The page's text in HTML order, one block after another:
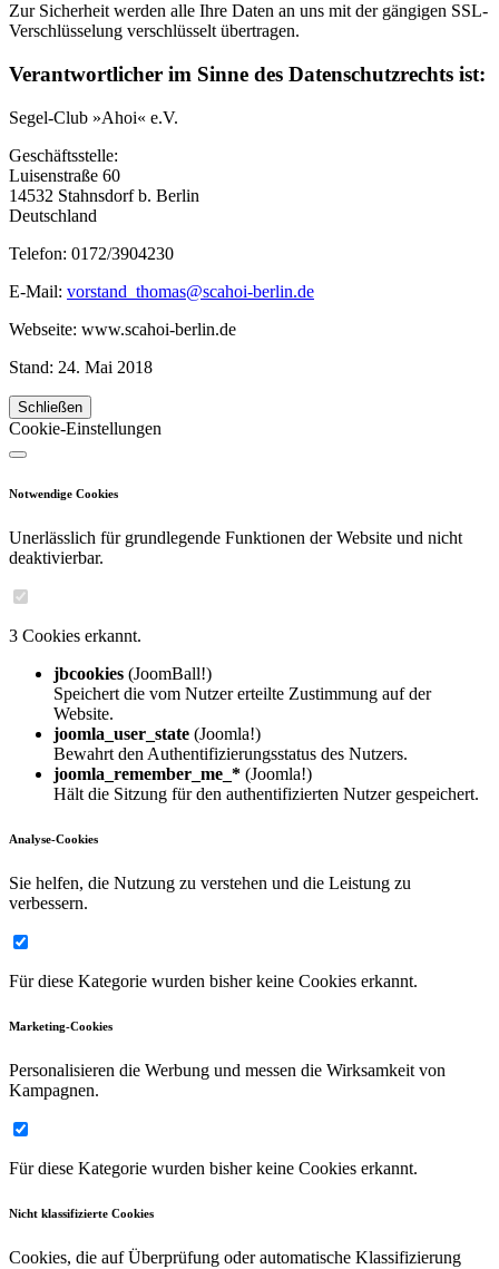
Zur Sicherheit werden alle Ihre Daten an uns mit der gängigen SSL-
Verschlüsselung verschlüsselt übertragen.
Verantwortlicher im Sinne des Datenschutzrechts ist:
Segel-Club »Ahoi« e.V.
Geschäftsstelle:
Luisenstraße 60
14532 Stahnsdorf b. Berlin
Deutschland
Telefon: 0172/3904230
E-Mail: vorstand_thomas@scahoi-berlin.de
Webseite: www.scahoi-berlin.de
Stand: 24. Mai 2018
Schließen
Cookie-Einstellungen
Notwendige Cookies
Unerlässlich für grundlegende Funktionen der Website und nicht
deaktivierbar.
3 Cookies erkannt.
jbcookies (JoomBall!)
Speichert die vom Nutzer erteilte Zustimmung auf der
Website.
joomla_user_state (Joomla!)
Bewahrt den Authentifizierungsstatus des Nutzers.
joomla_remember_me_* (Joomla!)
Hält die Sitzung für den authentifizierten Nutzer gespeichert.
Analyse-Cookies
Sie helfen, die Nutzung zu verstehen und die Leistung zu
verbessern.
Für diese Kategorie wurden bisher keine Cookies erkannt.
Marketing-Cookies
Personalisieren die Werbung und messen die Wirksamkeit von
Kampagnen.
Für diese Kategorie wurden bisher keine Cookies erkannt.
Nicht klassifizierte Cookies
Cookies, die auf Überprüfung oder automatische Klassifizierung